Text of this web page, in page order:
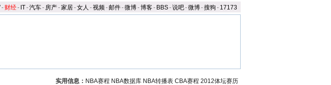
- 财经- IT-汽车- 房产-家居-女人 -视频-邮件-微博-博客- BBS-说吧-微博-搜狗 - 17173
实用信息： NBA赛程 NBA数据库 NBA转播表 CBA赛程 2012体坛赛历